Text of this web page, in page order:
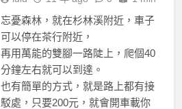
忘憂森林，就在杉林溪附近，車子
可以停在茶行附近，
再用萬能的雙腳一路陡上，爬個40
分鐘左右就可以到達。
也有簡單的方式，就是路上都有接
駁處，只要200元，就會開車載你